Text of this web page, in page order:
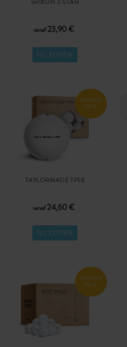
vanaf23,90 €
NU KOPEN
SUMMER
SALE
TAYLORMADE TP5X
vanaf24,60 €
NU KOPEN
SUMMER
SALE